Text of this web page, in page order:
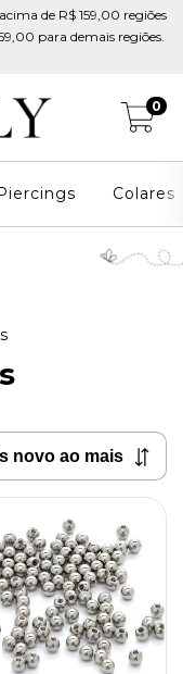
de R$ 159,00 regiões
para demais regiões.
0
Colares